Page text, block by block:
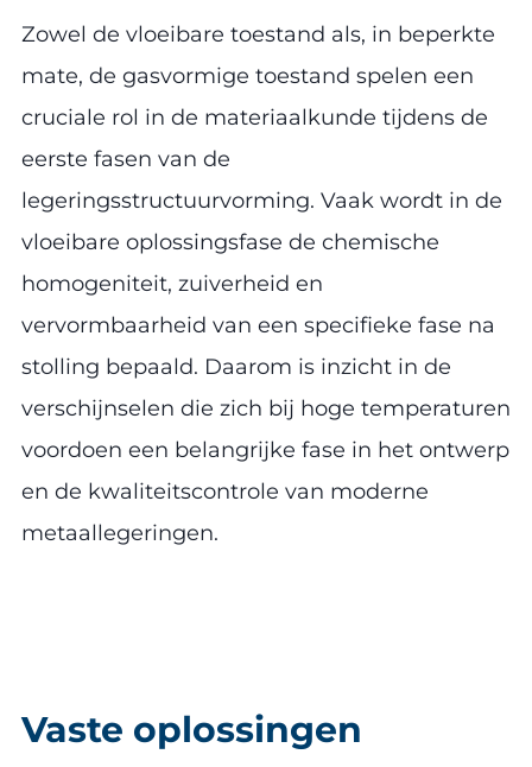
Zowel de vloeibare toestand als, in beperkte
mate, de gasvormige toestand spelen een
cruciale rol in de materiaalkunde tijdens de
eerste fasen van de
legeringsstructuurvorming. Vaak wordt in de
vloeibare oplossingsfase de chemische
homogeniteit, zuiverheid en
vervormbaarheid van een specifieke fase na
stolling bepaald. Daarom is inzicht in de
verschijnselen die zich bij hoge temperaturen
voordoen een belangrijke fase in het ontwerp
en de kwaliteitscontrole van moderne
metaallegeringen.
Vaste oplossingen